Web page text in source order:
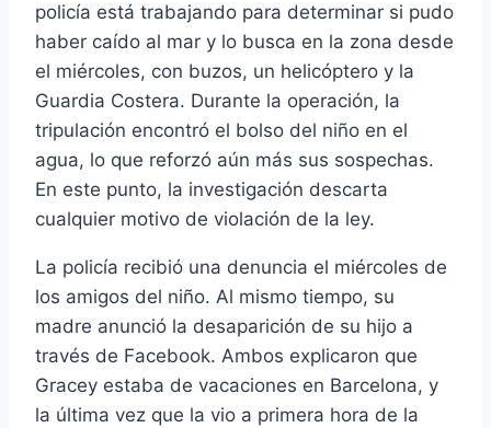
policía está trabajando para determinar si pudo
haber caído al mar y lo busca en la zona desde
el miércoles, con buzos, un helicóptero y la
Guardia Costera. Durante la operación, la
tripulación encontró el bolso del niño en el
agua, lo que reforzó aún más sus sospechas.
En este punto, la investigación descarta
cualquier motivo de violación de la ley.
La policía recibió una denuncia el miércoles de
los amigos del niño. Al mismo tiempo, su
madre anunció la desaparición de su hijo a
través de Facebook. Ambos explicaron que
Gracey estaba de vacaciones en Barcelona, ​​y
la última vez que la vio a primera hora de la